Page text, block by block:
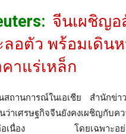
จีนเผชิญอ
ลอตัว พร้อมเดิน
าแร่เหล็ก
สถานการณ์ในเอเชีย สำนักข่า
ว่าเศรษฐกิจจีนยังคงเผชิญกับค
ต่อเนื่อง โดยเฉพาะอย่า